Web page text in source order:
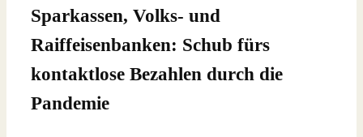
Sparkassen, Volks- und
Raiffeisenbanken: Schub fürs
kontaktlose Bezahlen durch die
Pandemie